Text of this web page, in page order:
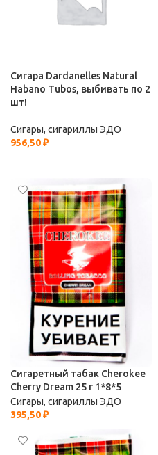
Сигара Dardanelles Natural
Habano Tubos, выбивать по 2
шт!
Сигары, сигариллы ЭДО
956,50₽
Сигаретный табак Cherokee
Cherry Dream 25 г 1*8*5
Сигары, сигариллы ЭДО
395,50₽